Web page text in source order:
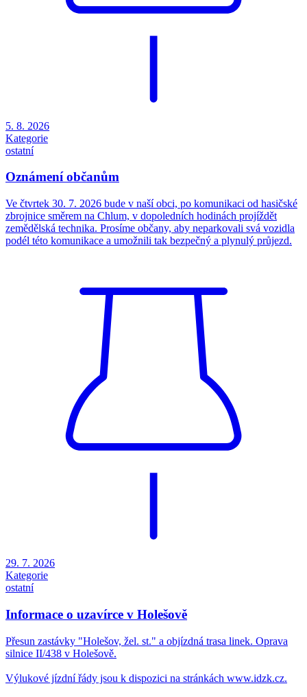
5. 8. 2026
Kategorie
ostatní
Oznámení občanům
Ve čtvrtek 30. 7. 2026 bude v naší obci, po komunikaci od hasičské
zbrojnice směrem na Chlum, v dopoledních hodinách projíždět
zemědělská technika. Prosíme občany, aby neparkovali svá vozidla
podél této komunikace a umožnili tak bezpečný a plynulý průjezd.
29. 7. 2026
Kategorie
ostatní
Informace o uzavírce v Holešově
Přesun zastávky "Holešov, žel. st." a objízdná trasa linek. Oprava
silnice II/438 v Holešově.
Výlukové jízdní řády jsou k dispozici na stránkách www.idzk.cz.